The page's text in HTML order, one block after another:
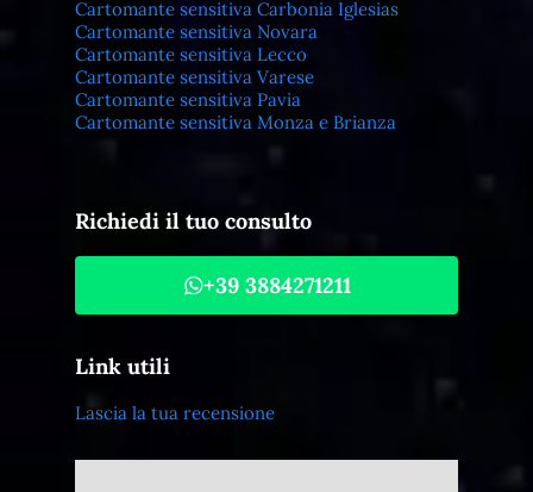
Cartomante sensitiva Carbonia Iglesias
Cartomante sensitiva Novara
Cartomante sensitiva Lecco
Cartomante sensitiva Varese
Cartomante sensitiva Pavia
Cartomante sensitiva Monza e Brianza
Richiedi il tuo consulto
+39 3884271211
Link utili
Lascia la tua recensione